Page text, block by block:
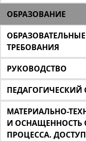
ОБРАЗОВАНИЕ
ТРЕБОВАНИЯ
РУКОВОДСТВО
ПЕДАГОГИЧЕСКИЙ
МАТЕРИАЛЬНО-
И ОСНАЩЕННОСТЬ
ПРОЦЕССА.